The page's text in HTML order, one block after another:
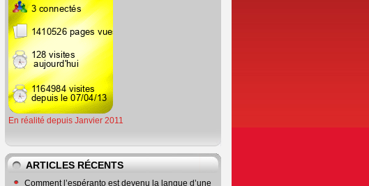
En réalité depuis Janvier 2011
ARTICLES RÉCENTS
Comment l’espéranto est devenu la langue d’une